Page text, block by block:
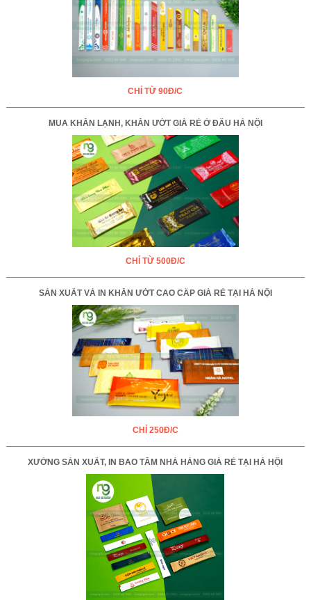
CHỈ TỪ 90Đ/C
MUA KHĂN LẠNH, KHĂN ƯỚT GIÁ RẺ Ở ĐÂU HÀ NỘI
CHỈ TỪ 500Đ/C
SẢN XUẤT VÀ IN KHĂN ƯỚT CAO CẤP GIÁ RẺ TẠI HÀ NỘI
CHỈ 250Đ/C
XƯỞNG SẢN XUẤT, IN BAO TĂM NHÀ HÀNG GIÁ RẺ TẠI HÀ HỘI